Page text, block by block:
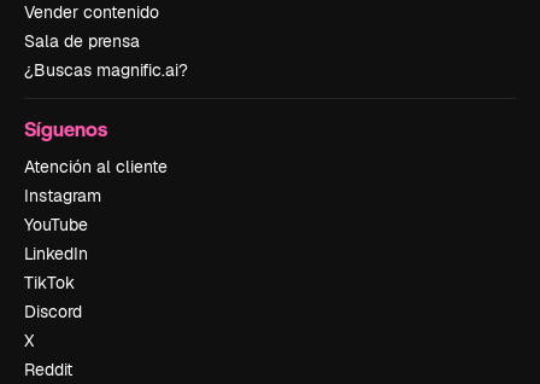
Vender contenido
Sala de prensa
¿Buscas magnific.ai?
Síguenos
Atención al cliente
Instagram
YouTube
LinkedIn
TikTok
Discord
X
Reddit